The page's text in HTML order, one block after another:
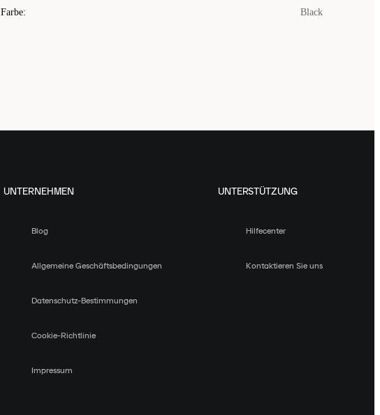
Farbe: Black
UNTERNEHMEN
Blog
Allgemeine Geschäftsbedingungen
Datenschutz-Bestimmungen
Cookie-Richtlinie
Impressum
UNTERSTÜTZUNG
Hilfecenter
Kontaktieren Sie uns